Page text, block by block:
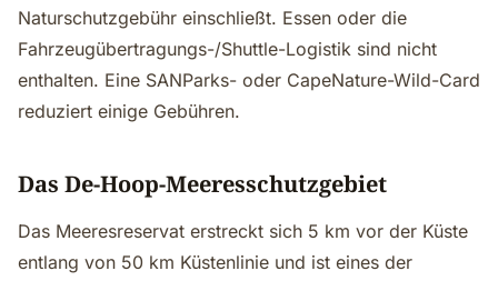
Naturschutzgebühr einschließt. Essen oder die
Fahrzeugübertragungs-/Shuttle-Logistik sind nicht
enthalten. Eine SANParks- oder CapeNature-Wild-Card
reduziert einige Gebühren.
Das De-Hoop-Meeresschutzgebiet
Das Meeresreservat erstreckt sich 5 km vor der Küste
entlang von 50 km Küstenlinie und ist eines der